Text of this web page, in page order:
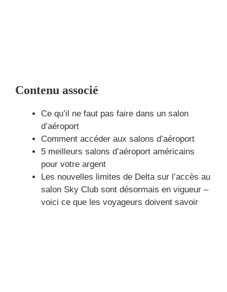
Contenu associé
Ce qu’il ne faut pas faire dans un salon
d’aéroport
Comment accéder aux salons d’aéroport
5 meilleurs salons d’aéroport américains
pour votre argent
Les nouvelles limites de Delta sur l’accès au
salon Sky Club sont désormais en vigueur –
voici ce que les voyageurs doivent savoir